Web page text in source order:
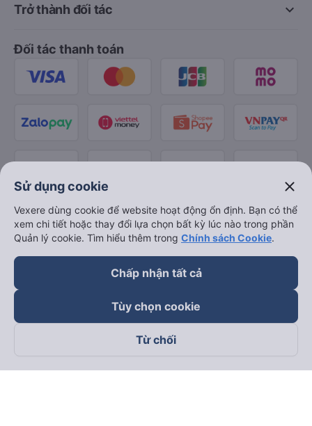
keyboard_arrow_down
Trở thành đối tác
Đối tác thanh toán
Theo dõi chúng tôi trên
Sử dụng cookie close
Vexere dùng cookie để website hoạt động ổn định. Bạn có thể
xem chi tiết hoặc thay đổi lựa chọn bất kỳ lúc nào trong phần
Quản lý cookie. Tìm hiểu thêm trong Chính sách Cookie.
Chấp nhận tất cả
Tùy chọn cookie
Từ chối